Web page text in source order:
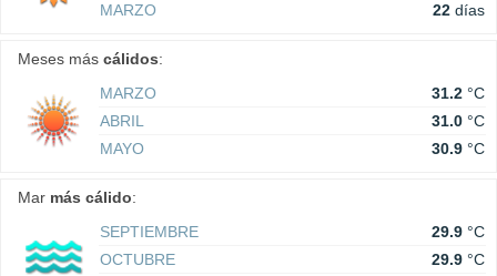
MARZO
22 días
Meses más cálidos:
MARZO
31.2 °C
ABRIL
31.0 °C
MAYO
30.9 °C
Mar más cálido:
SEPTIEMBRE
29.9 °C
OCTUBRE
29.9 °C